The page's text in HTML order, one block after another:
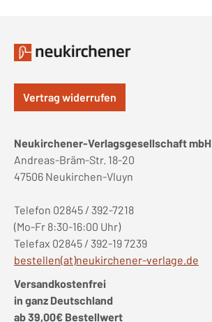
Vertrag widerrufen
Neukirchener-Verlagsgesellschaft mbH
Andreas-Bräm-Str. 18-20
47506 Neukirchen-Vluyn
Telefon 02845 / 392-7218
(Mo-Fr 8:30-16:00 Uhr)
Telefax 02845 / 392-19 7239
bestellen(at)neukirchener-verlage.de
Versandkostenfrei
in ganz Deutschland
ab 39,00€ Bestellwert